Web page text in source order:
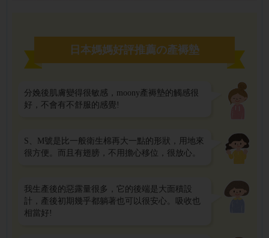
日本媽媽好評推薦の產褥墊
分娩後肌膚變得很敏感，moony產褥墊的觸感很
好，不會有不舒服的感覺!
S、M號是比一般衛生棉再大一點的形狀，用地來
很方便。而且有翅膀，不用擔心移位，很放心。
我生產後的惡露量很多，它的後端是大面積設
計，產後初期幾乎都躺著也可以很安心。吸收也
相當好!